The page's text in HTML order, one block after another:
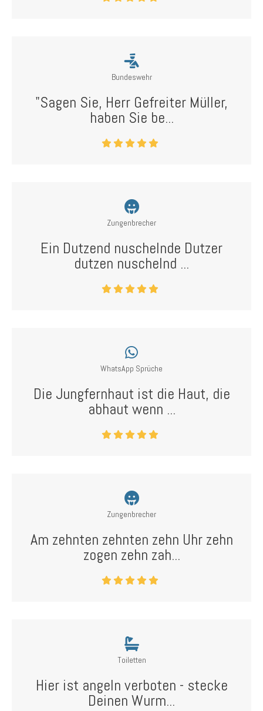
Bundeswehr
"Sagen Sie, Herr Gefreiter Müller,
haben Sie be...
Zungenbrecher
Ein Dutzend nuschelnde Dutzer
dutzen nuschelnd ...
WhatsApp Sprüche
Die Jungfernhaut ist die Haut, die
abhaut wenn ...
Zungenbrecher
Am zehnten zehnten zehn Uhr zehn
zogen zehn zah...
Toiletten
Hier ist angeln verboten - stecke
Deinen Wurm...